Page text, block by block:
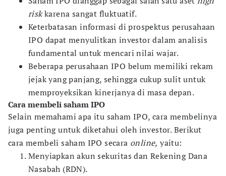
riskkarena sangat fluktuatif.
Keterbatasan informasi di prospektus perusahaan
IPO dapat menyulitkan investor dalam analisis
fundamental untuk mencari nilai wajar.
Beberapa perusahaan IPO belum memiliki rekam
jejak yang panjang, sehingga cukup sulit untuk
memproyeksikan kinerjanya di masa depan.
Cara membeli saham IPO
Selain memahami apa itu saham IPO, cara membelinya
juga penting untuk diketahui oleh investor. Berikut
cara membeli saham IPO secara online, yaitu:
Menyiapkan akun sekuritas dan Rekening Dana
Nasabah (RDN).